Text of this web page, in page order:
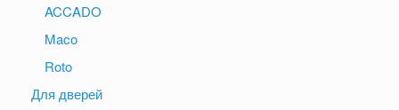
ACCADO
Maco
Roto
Для дверей